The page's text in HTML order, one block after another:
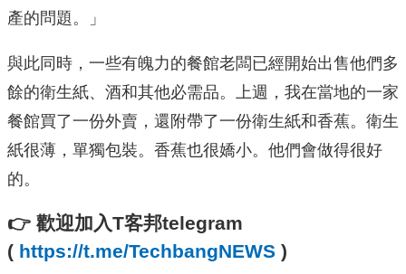
產的問題。」
與此同時，一些有魄力的餐館老闆已經開始出售他們多
餘的衛生紙、酒和其他必需品。上週，我在當地的一家
餐館買了一份外賣，還附帶了一份衛生紙和香蕉。衛生
紙很薄，單獨包裝。香蕉也很嬌小。他們會做得很好
的。
👉 歡迎加入T客邦telegram
( https://t.me/TechbangNEWS )